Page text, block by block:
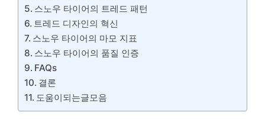
스노우 타이어의 트레드 패턴
트레드 디자인의 혁신
스노우 타이어의 마모 지표
스노우 타이어의 품질 인증
FAQs
결론
도움이되는글모음